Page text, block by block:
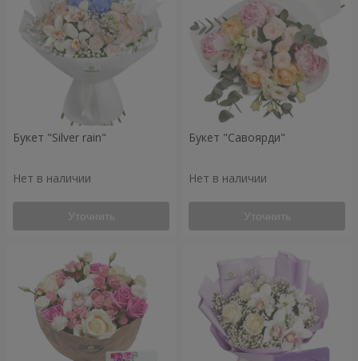
Букет "Silver rain"
Нет в наличии
Уточнить
Букет "Савоярди"
Нет в наличии
Уточнить